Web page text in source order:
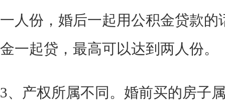
一人份，婚后一起用公积金贷款的
金一起贷，最高可以达到两人份。
3、产权所属不同。婚前买的房子